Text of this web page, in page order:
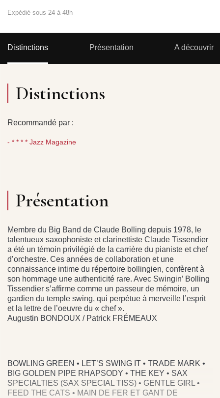
Expédié sous 24 à 48h
Distinctions Présentation A découvrir
Distinctions
Recommandé par :
- * * * * Jazz Magazine
Présentation
Membre du Big Band de Claude Bolling depuis 1978, le
talentueux saxophoniste et clarinettiste Claude Tissendier
a été un témoin privilégié de la carrière du pianiste et chef
d’orchestre. Ces années de collaboration et une
connaissance intime du répertoire bollingien, confèrent à
son hommage une authenticité rare. Avec Swingin’ Bolling
Tissendier s’affirme comme un passeur de mémoire, un
gardien du temple swing, qui perpétue à merveille l’esprit
et la lettre de l’oeuvre du « chef ».
Augustin BONDOUX / Patrick FRÉMEAUX
BOWLING GREEN • LET’S SWING IT • TRADE MARK •
BIG GOLDEN PIPE RHAPSODY • THE KEY • SAX
SPECIALTIES (SAX SPECIAL TISS) • GENTLE GIRL •
FEED THE CATS • MAIN DE FER ET GANT DE